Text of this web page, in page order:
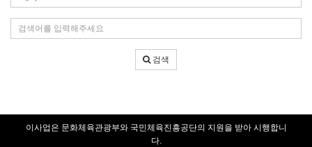
색
조
색
어
입
검색
이사업은 문화체육관광부와 국민체육진흥공단의 지원을 받아 시행합니
다.